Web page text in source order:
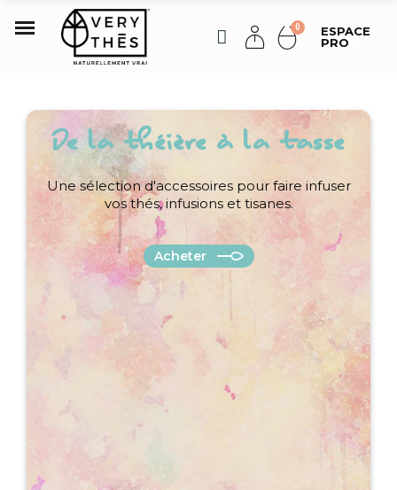
ESPACE
PRO
De la théière à la tasse
Une sélection d'accessoires pour faire infuser
vos thés, infusions et tisanes.
Acheter